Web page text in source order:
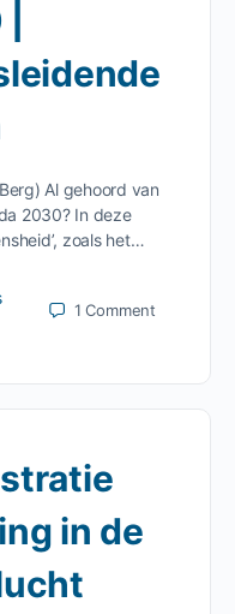
Al gehoord van
2030? In deze
zoals het…
1Comment
in de